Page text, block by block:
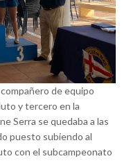
de equipo
y tercero en la
Serra se quedaba a las
puesto subiendo al
con el subcampeonato